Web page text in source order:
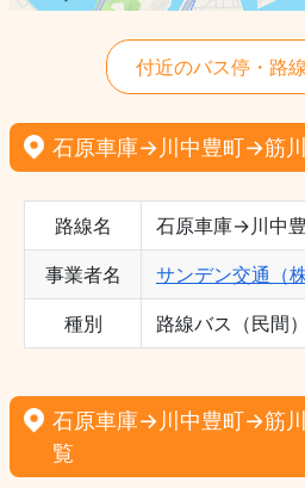
付近のバス停・路
石原車庫→川中豊町→筋
路線名 石原車庫→川中
事業者名 サンデン交通（株
種別 路線バス（民間）
石原車庫→川中豊町→筋
覧